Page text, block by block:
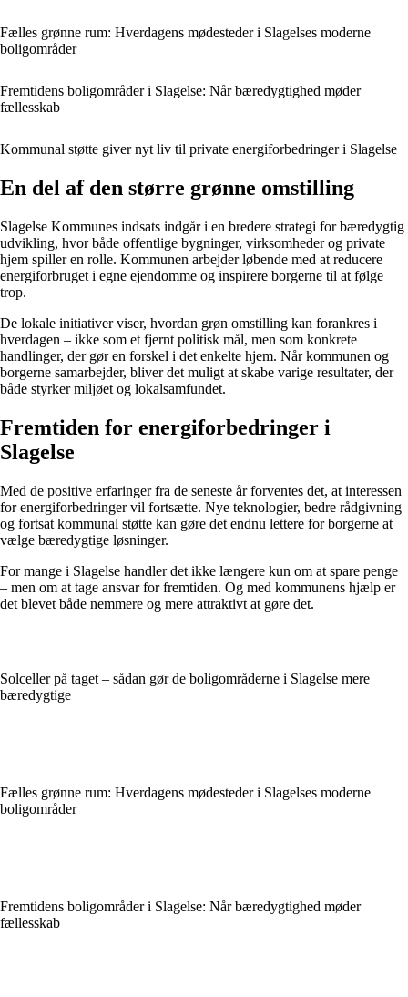
Fælles grønne rum: Hverdagens mødesteder i Slagelses moderne
boligområder
Fremtidens boligområder i Slagelse: Når bæredygtighed møder
fællesskab
Kommunal støtte giver nyt liv til private energiforbedringer i Slagelse
En del af den større grønne omstilling
Slagelse Kommunes indsats indgår i en bredere strategi for bæredygtig
udvikling, hvor både offentlige bygninger, virksomheder og private
hjem spiller en rolle. Kommunen arbejder løbende med at reducere
energiforbruget i egne ejendomme og inspirere borgerne til at følge
trop.
De lokale initiativer viser, hvordan grøn omstilling kan forankres i
hverdagen – ikke som et fjernt politisk mål, men som konkrete
handlinger, der gør en forskel i det enkelte hjem. Når kommunen og
borgerne samarbejder, bliver det muligt at skabe varige resultater, der
både styrker miljøet og lokalsamfundet.
Fremtiden for energiforbedringer i
Slagelse
Med de positive erfaringer fra de seneste år forventes det, at interessen
for energiforbedringer vil fortsætte. Nye teknologier, bedre rådgivning
og fortsat kommunal støtte kan gøre det endnu lettere for borgerne at
vælge bæredygtige løsninger.
For mange i Slagelse handler det ikke længere kun om at spare penge
– men om at tage ansvar for fremtiden. Og med kommunens hjælp er
det blevet både nemmere og mere attraktivt at gøre det.
Solceller på taget – sådan gør de boligområderne i Slagelse mere
bæredygtige
Fælles grønne rum: Hverdagens mødesteder i Slagelses moderne
boligområder
Fremtidens boligområder i Slagelse: Når bæredygtighed møder
fællesskab